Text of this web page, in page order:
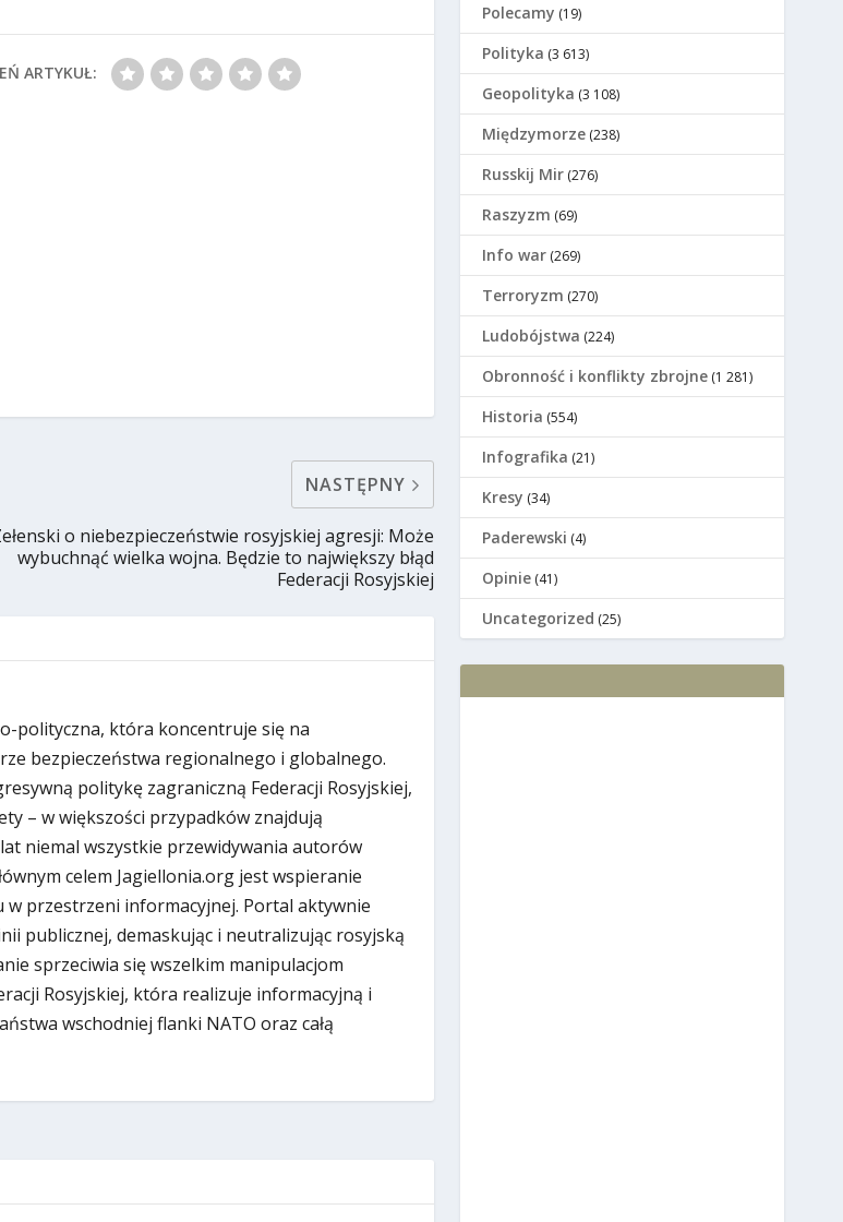
ARTYKUŁ:
NASTĘPNY
o niebezpieczeństwie rosyjskiej agresji: Może
wybuchnąć wielka wojna. Będzie to największy błąd
Federacji Rosyjskiej
polityczna, która koncentruje się na
bezpieczeństwa regionalnego i globalnego.
politykę zagraniczną Federacji Rosyjskiej,
– w większości przypadków znajdują
niemal wszystkie przewidywania autorów
celem Jagiellonia.org jest wspieranie
przestrzeni informacyjnej. Portal aktywnie
publicznej, demaskując i neutralizując rosyjską
sprzeciwia się wszelkim manipulacjom
Rosyjskiej, która realizuje informacyjną i
wschodniej flanki NATO oraz całą
Polecamy (19)
Polityka (3 613)
Geopolityka (3 108)
Międzymorze (238)
Russkij Mir (276)
Raszyzm (69)
Info war (269)
Terroryzm (270)
Ludobójstwa (224)
Оbronność i konflikty zbrojne (1 281)
Historia (554)
Infografika (21)
Kresy (34)
Paderewski (4)
Opinie (41)
Uncategorized (25)